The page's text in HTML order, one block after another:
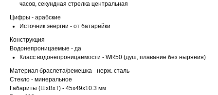
часов, секундная стрелка центральная
Цифры - арабские
Источник энергии - от батарейки
Конструкция
Водонепроницаемые - да
Класс водонепроницаемости - WR50 (душ, плавание без ныряния)
Материал браслета/ремешка - нерж. сталь
Стекло - минеральное
Габариты (ШхВхТ) - 45x49x10.3 мм